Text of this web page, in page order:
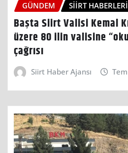
GÜNDEM SIIRT HABERLERI
Başta Siirt Valisi Kemal
üzere 80 ilin valisine
çağrısı
Siirt Haber Ajansı